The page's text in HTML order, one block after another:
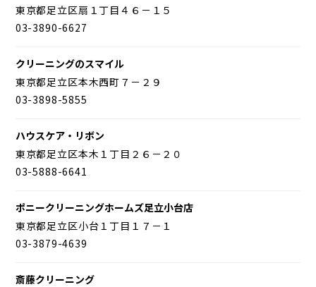
東京都足立区扇１丁目４６－１５
03-3890-6627
クリーニングのスマイル
東京都足立区本木西町７－２９
03-3898-5855
ハウスケア・リボン
東京都足立区本木１丁目２６－２０
03-5888-6641
ポニークリーニングホームズ足立小台店
東京都足立区小台１丁目１７－１
03-3879-4639
斎藤クリーニング